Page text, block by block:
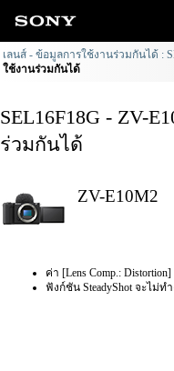
เลนส์ - ข้อมูลการใช้งานร่วมกันได้ :
ใช้งานร่วมกันได้
SEL16F18G - ZV-
ร่วมกันได้
ZV-E10M2
ค่า [Lens Comp.:
ฟังก์ชัน SteadyShot จะไม่ท